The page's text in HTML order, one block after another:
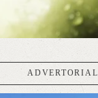
ADVERTORIAL